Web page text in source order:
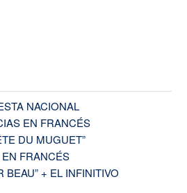
NACIONAL
EN FRANCÉS
DU MUGUET”
FRANCÉS
BEAU” + EL INFINITIVO